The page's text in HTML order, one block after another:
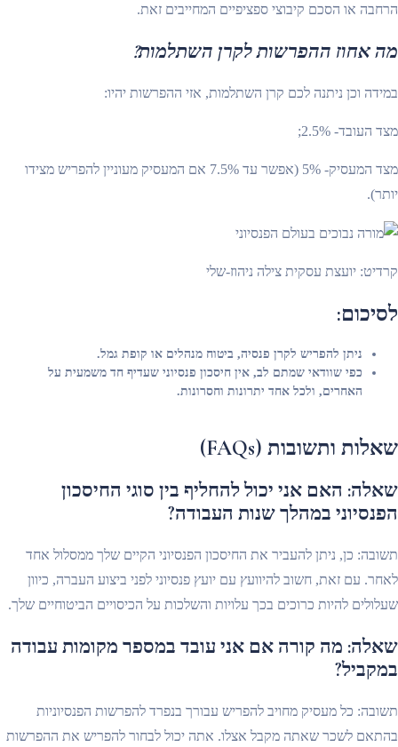
הרחבה או הסכם קיבוצי ספציפיים המחייבים זאת.
מה אחוז ההפרשות לקרן השתלמות?
במידה וכן ניתנה לכם קרן השתלמות, אזי ההפרשות יהיו:
מצד העובד- 2.5%;
מצד המעסיק- 5% (אפשר עד 7.5% אם המעסיק מעוניין להפריש מצידו
יותר).
קרדיט: יועצת עסקית צילה ניהוז-שלי
לסיכום:
ניתן להפריש לקרן פנסיה, ביטוח מנהלים או קופת גמל.
כפי שוודאי שמתם לב, אין חיסכון פנסיוני שעדיף חד משמעית על
האחרים, ולכל אחד יתרונות וחסרונות.
שאלות ותשובות (FAQs)
שאלה: האם אני יכול להחליף בין סוגי החיסכון
הפנסיוני במהלך שנות העבודה?
תשובה: כן, ניתן להעביר את החיסכון הפנסיוני הקיים שלך ממסלול אחד
לאחר. עם זאת, חשוב להיוועץ עם יועץ פנסיוני לפני ביצוע העברה, כיוון
שעלולים להיות כרוכים בכך עלויות והשלכות על הכיסויים הביטוחיים שלך.
שאלה: מה קורה אם אני עובד במספר מקומות עבודה
במקביל?
תשובה: כל מעסיק מחויב להפריש עבורך בנפרד להפרשות הפנסיוניות
בהתאם לשכר שאתה מקבל אצלו. אתה יכול לבחור להפריש את ההפרשות